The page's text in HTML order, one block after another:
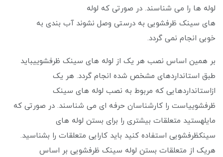
لوله ها را می شناسند. در صورتی که لوله
های سینک ظرفشویی به درستی وصل نشوند آب بندی به
خوبی انجام نمی گردد.
بر همین اساس نصب هر یک از لوله های سینک ظرفشوییباید
طبق استانداردهای مشخص شده انجام گردد. هر یک
ازاستانداردهایی که مربوط به نصب لوله های سینک
ظرفشوییاست را کارشناسان حرفه ای می شناسند. در صورتی که
مایلهستید متعلقات بیشتری را برای بستن لوله های
سینکظرفشویی استفاده کنید باید کارایی متعلقات را بشناسید.
هریک از متعلقات بستن لوله سینک ظرفشویی بر اساس